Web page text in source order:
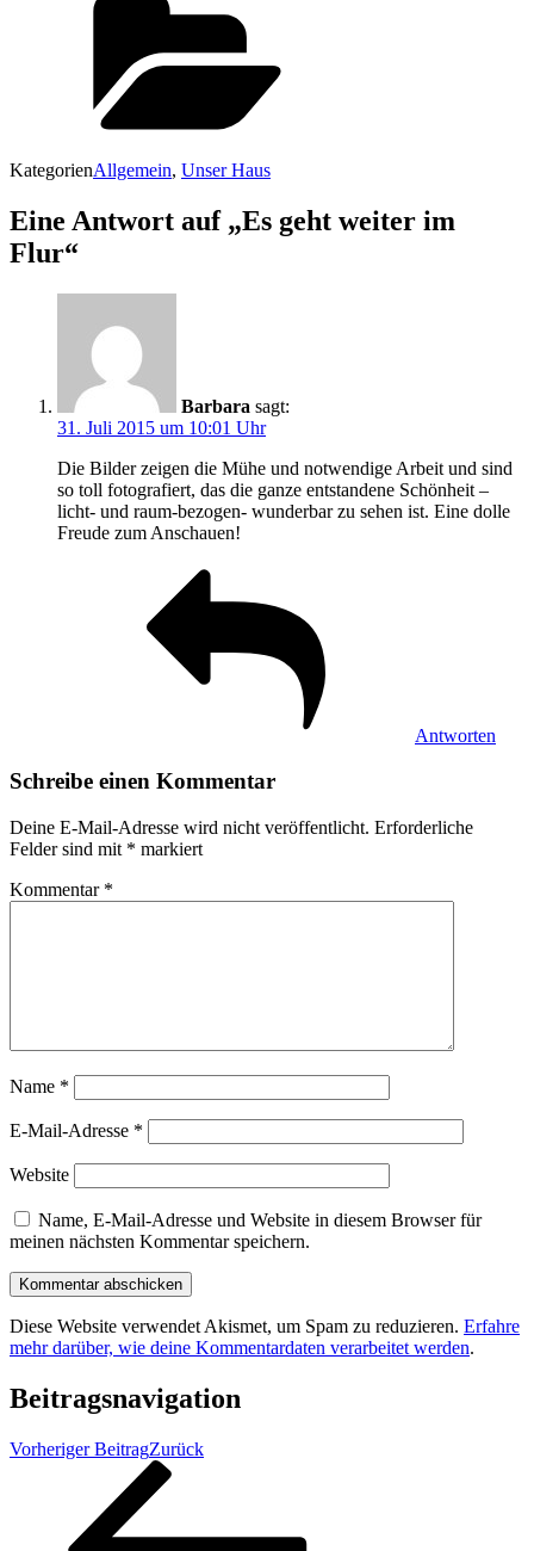
KategorienAllgemein, Unser Haus
Eine Antwort auf „Es geht weiter im
Flur“
Barbara sagt:
31. Juli 2015 um 10:01 Uhr
Die Bilder zeigen die Mühe und notwendige Arbeit und sind
so toll fotografiert, das die ganze entstandene Schönheit –
licht- und raum-bezogen- wunderbar zu sehen ist. Eine dolle
Freude zum Anschauen!
Antworten
Schreibe einen Kommentar
Deine E-Mail-Adresse wird nicht veröffentlicht. Erforderliche
Felder sind mit * markiert
Kommentar *
Name *
E-Mail-Adresse *
Website
Name, E-Mail-Adresse und Website in diesem Browser für
meinen nächsten Kommentar speichern.
Diese Website verwendet Akismet, um Spam zu reduzieren. Erfahre
mehr darüber, wie deine Kommentardaten verarbeitet werden.
Beitragsnavigation
Vorheriger BeitragZurück